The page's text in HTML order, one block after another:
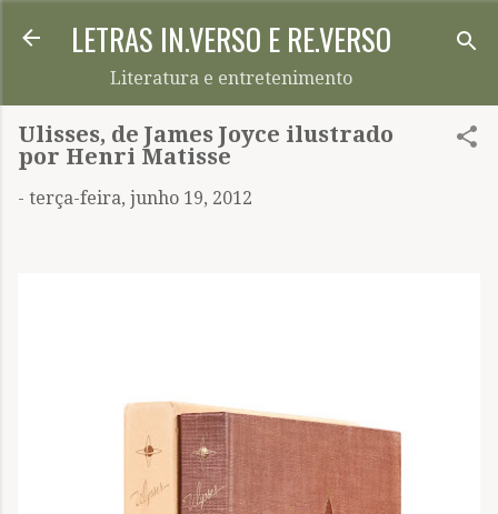
Pular para o conteúdo principal
LETRAS IN.VERSO E RE.VERSO
Literatura e entretenimento
Ulisses, de James Joyce ilustrado
por Henri Matisse
- terça-feira, junho 19, 2012